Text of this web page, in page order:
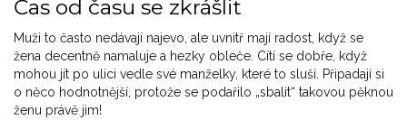
Čas od času se zkrášlit
Muži to často nedávají najevo, ale uvnitř mají radost, když se
žena decentně namaluje a hezky obleče. Cítí se dobře, když
mohou jít po ulici vedle své manželky, které to sluší. Připadají si
o něco hodnotnější, protože se podařilo „sbalit“ takovou pěknou
ženu právě jim!